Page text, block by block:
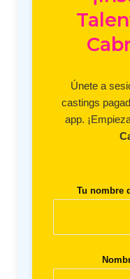
Únete a
castings
app.
Tu nombre